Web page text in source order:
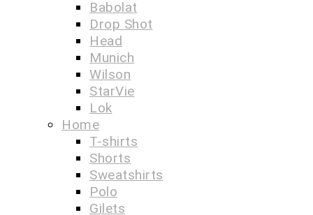
Babolat
Drop Shot
Head
Munich
Wilson
StarVie
Lok
Home
T-shirts
Shorts
Sweatshirts
Polo
Gilets